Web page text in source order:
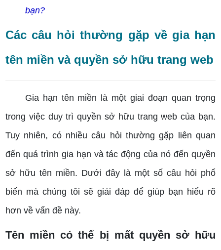
bạn?
Các câu hỏi thường gặp về gia hạn
tên miền và quyền sở hữu trang web
Gia hạn tên miền là một giai đoạn quan trọng
trong việc duy trì quyền sở hữu trang web của bạn.
Tuy nhiên, có nhiều câu hỏi thường gặp liên quan
đến quá trình gia hạn và tác động của nó đến quyền
sở hữu tên miền. Dưới đây là một số câu hỏi phổ
biến mà chúng tôi sẽ giải đáp để giúp bạn hiểu rõ
hơn về vấn đề này.
Tên miền có thể bị mất quyền sở hữu